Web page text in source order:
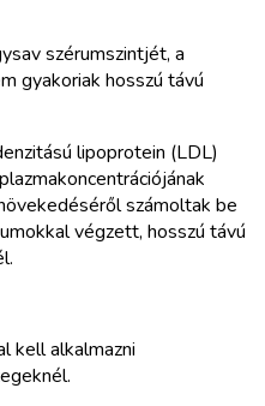
szérumszintjét, a
gyakoriak hosszú távú
lipoprotein (LDL)
számoltak be
végzett, hosszú távú
kell alkalmazni